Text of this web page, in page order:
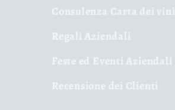
Consulenza Carta dei vini
Regali Aziendali
Feste ed Eventi Aziendali
Recensione dei Clienti